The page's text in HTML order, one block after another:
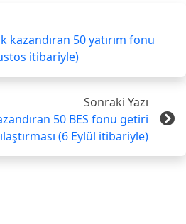
kazandıran 50 yatırım fonu
itibariyle)
Sonraki Yazı
50 BES fonu getiri
(6 Eylül itibariyle)